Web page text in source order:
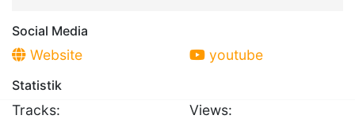
Social Media
Website youtube
Statistik
Tracks:
Views: